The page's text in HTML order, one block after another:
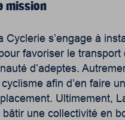
mission
Cyclerie s’engage à
favoriser le transport
d’adeptes.
afin d’en faire
Ultimement,
une collectivité en